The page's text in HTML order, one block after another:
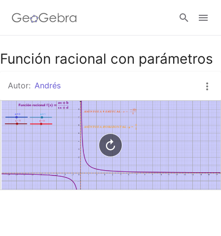
Google Classroom
GeoGebra Classroom
Abrir sesión
Función racional con parámetros
Autor: Andrés